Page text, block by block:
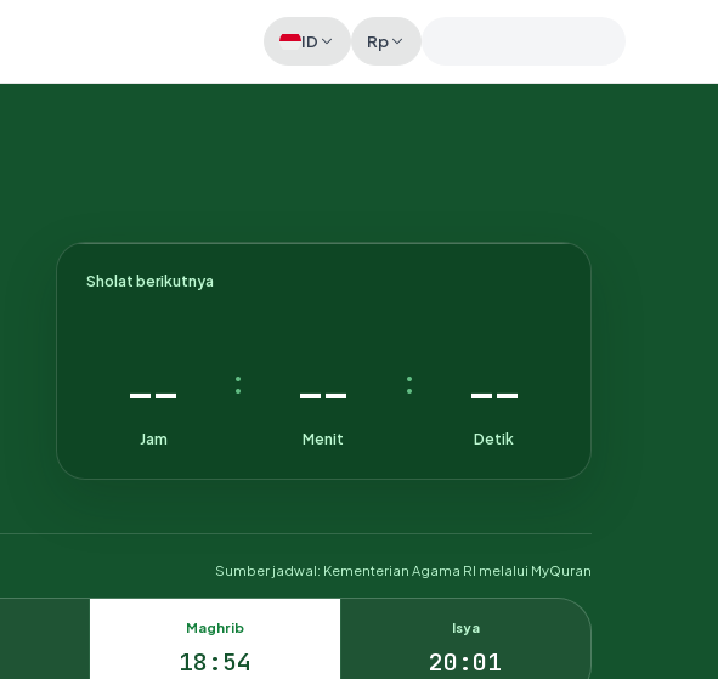
ID Rp
Memeriksa sesi akun
Sholat berikutnya
--
Jam
: --
Menit
: --
Detik
Sumber jadwal: Kementerian Agama RI melalui MyQuran
Maghrib
18:54
Isya
20:01